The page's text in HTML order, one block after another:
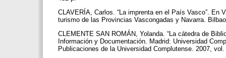
CLAVERÍA, Carlos. “La imprenta en el País Vasco”.
turismo de las Provincias Vascongadas y Navarra.
CLEMENTE SAN ROMÁN, Yolanda. “La cátedra de
Información y Documentación. Madrid: Universidad
Publicaciones de la Universidad Complutense. 2007,